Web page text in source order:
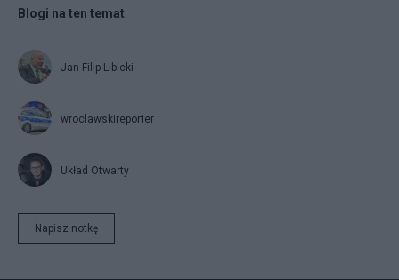
Blogi na ten temat
Jan Filip Libicki
wroclawskireporter
Układ Otwarty
Napisz notkę